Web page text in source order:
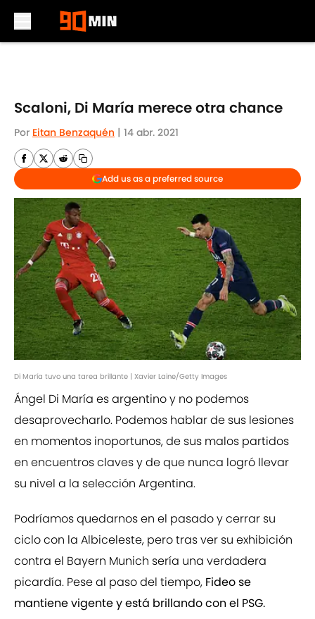
Scaloni, Di María merece otra chance
Por Eitan Benzaquén | 14 abr. 2021
Add us as a preferred source
Di María tuvo una tarea brillante | Xavier Laine/Getty Images
Ángel Di María es argentino y no podemos
desaprovecharlo. Podemos hablar de sus lesiones
en momentos inoportunos, de sus malos partidos
en encuentros claves y de que nunca logró llevar
su nivel a la selección Argentina.
Podríamos quedarnos en el pasado y cerrar su
ciclo con la Albiceleste, pero tras ver su exhibición
contra el Bayern Munich sería una verdadera
picardía. Pese al paso del tiempo, Fideo se
mantiene vigente y está brillando con el PSG.